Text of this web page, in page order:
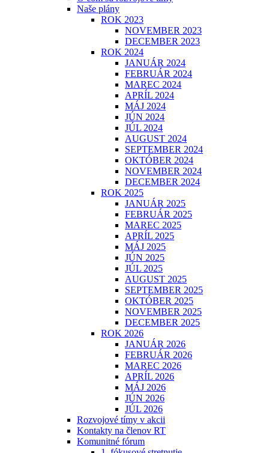
Naše plány
ROK 2023
NOVEMBER 2023
DECEMBER 2023
ROK 2024
JANUÁR 2024
FEBRUÁR 2024
MAREC 2024
APRÍL 2024
MÁJ 2024
JÚN 2024
JÚL 2024
AUGUST 2024
SEPTEMBER 2024
OKTÓBER 2024
NOVEMBER 2024
DECEMBER 2024
ROK 2025
JANUÁR 2025
FEBRUÁR 2025
MAREC 2025
APRÍL 2025
MÁJ 2025
JÚN 2025
JÚL 2025
AUGUST 2025
SEPTEMBER 2025
OKTÓBER 2025
NOVEMBER 2025
DECEMBER 2025
ROK 2026
JANUÁR 2026
FEBRUÁR 2026
MAREC 2026
APRÍL 2026
MÁJ 2026
JÚN 2026
JÚL 2026
Rozvojové tímy v akcii
Kontakty na členov RT
Komunitné fórum